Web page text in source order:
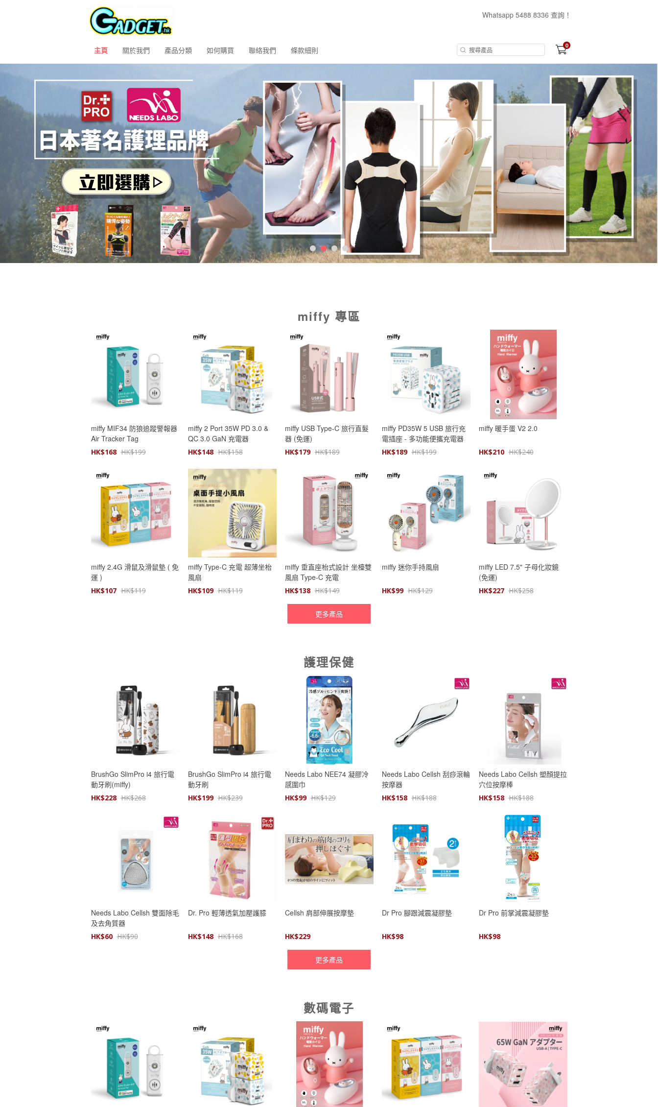
Whatsapp 5488 8336 查詢！
主頁 關於我們 產品分類 如何購買 聯絡我們 條款細則 0
miffy 專區
miffy MIF34 防狼追蹤警報器
Air Tracker Tag
HK$168 HK$199
miffy 2 Port 35W PD 3.0 &
QC 3.0 GaN 充電器
HK$148 HK$158
miffy USB Type-C 旅行直髮
器 (免運)
HK$179 HK$189
miffy PD35W 5 USB 旅行充
電插座 - 多功能便攜充電器
HK$189 HK$199
miffy 暖手蛋 V2 2.0
HK$210 HK$240
miffy 2.4G 滑鼠及滑鼠墊 ( 免
運 )
HK$107 HK$119
miffy Type-C 充電 超薄坐枱
風扇
HK$109 HK$119
miffy 垂直座枱式設計 坐檯雙
風扇 Type-C 充電
HK$138 HK$149
miffy 迷你手持風扇
HK$99 HK$129
miffy LED 7.5" 子母化妝鏡
(免運)
HK$227 HK$258
更多產品
護理保健
BrushGo SlimPro i4 旅行電
動牙刷(miffy)
HK$228 HK$268
BrushGo SlimPro i4 旅行電
動牙刷
HK$199 HK$239
Needs Labo NEE74 凝膠冷
感圍巾
HK$99 HK$129
Needs Labo Cellsh 刮痧滾輪
按摩器
HK$158 HK$188
Needs Labo Cellsh 塑顏提拉
穴位按摩棒
HK$158 HK$188
Needs Labo Cellsh 雙面除毛
及去角質器
HK$60 HK$90
Dr. Pro 輕薄透氣加壓護膝
HK$148 HK$168
Cellsh 肩部伸展按摩墊
HK$229
Dr Pro 腳跟減震凝膠墊
HK$98
Dr Pro 前掌減震凝膠墊
HK$98
更多產品
數碼電子